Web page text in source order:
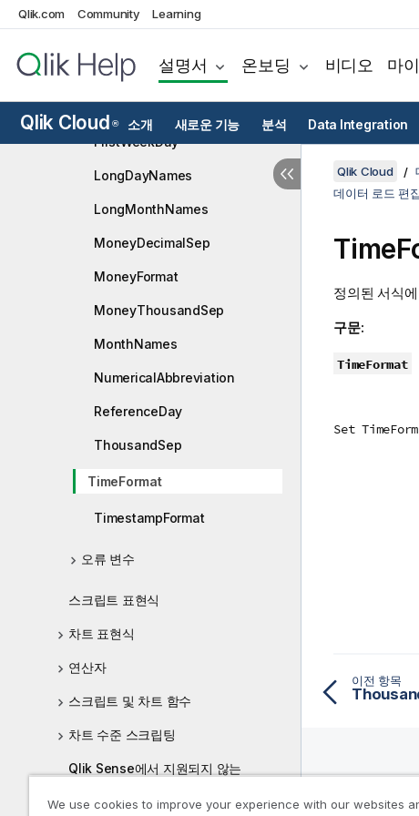
Qlik.com Community Learning
설명서 온보딩 비디오 마
Qlik Cloud ® 소개 새로운 기능 분석 Data Integration
BrokenWeeks
DayNames
FirstWeekDay
LongDayNames
LongMonthNames
MoneyDecimalSep
MoneyFormat
MoneyThousandSep
MonthNames
NumericalAbbreviation
ReferenceDay
ThousandSep
TimeFormat
TimestampFormat
오류 변수
스크립트 표현식
차트 표현식
연산자
스크립트 및 차트 함수
차트 수준 스크립팅
Qlik Sense에서 지원되지 않는
Qlik Cloud
데이터 로드 편
정의된 서식
구문:
TimeFormat
Set
이전 항목
We use cookies to improve your experience with our websites